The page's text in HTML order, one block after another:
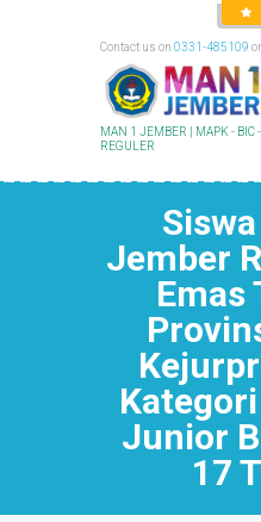
Contact us on 0331-485109 or
MAN 1 JEMBER | MAPK - BIC -
REGULER
Jember
Emas
Junior
17